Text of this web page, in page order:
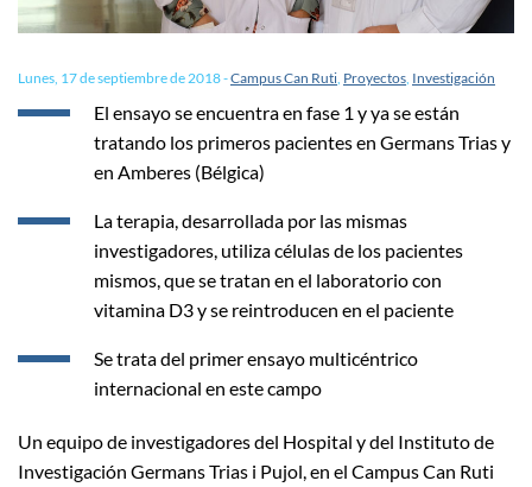
Lunes, 17 de septiembre de 2018-Campus Can Ruti Proyectos Investigación
El ensayo se encuentra en fase 1 y ya se están
tratando los primeros pacientes en Germans Trias y
en Amberes (Bélgica)
La terapia, desarrollada por las mismas
investigadores, utiliza células de los pacientes
mismos, que se tratan en el laboratorio con
vitamina D3 y se reintroducen en el paciente
Se trata del primer ensayo multicéntrico
internacional en este campo
Un equipo de investigadores del Hospital y del Instituto de
Investigación Germans Trias i Pujol, en el Campus Can Ruti